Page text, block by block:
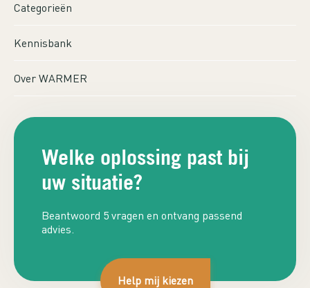
Categorieën
Kennisbank
Over WARMER
Welke oplossing past bij
uw situatie?
Beantwoord 5 vragen en ontvang passend
advies.
Help mij kiezen